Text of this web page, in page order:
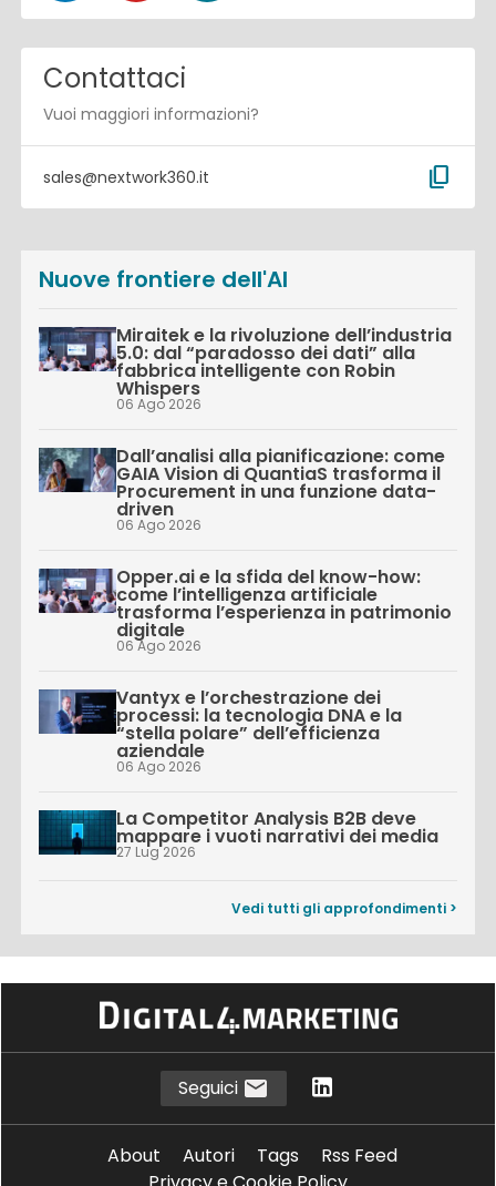
Contattaci
Vuoi maggiori informazioni?
sales@nextwork360.it content_copy
Nuove frontiere dell'AI
Miraitek e la rivoluzione dell’industria
5.0: dal “paradosso dei dati” alla
fabbrica intelligente con Robin
Whispers
06 Ago 2026
Dall’analisi alla pianificazione: come
GAIA Vision di QuantiaS trasforma il
Procurement in una funzione data-
driven
06 Ago 2026
Opper.ai e la sfida del know-how:
come l’intelligenza artificiale
trasforma l’esperienza in patrimonio
digitale
06 Ago 2026
Vantyx e l’orchestrazione dei
processi: la tecnologia DNA e la
“stella polare” dell’efficienza
aziendale
06 Ago 2026
La Competitor Analysis B2B deve
mappare i vuoti narrativi dei media
27 Lug 2026
Vedi tutti gli approfondimenti >
Seguici
About Autori Tags
Rss Feed